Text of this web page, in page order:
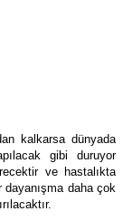
kalkarsa dünyada
gibi duruyor
ve hastalıkta
daha çok